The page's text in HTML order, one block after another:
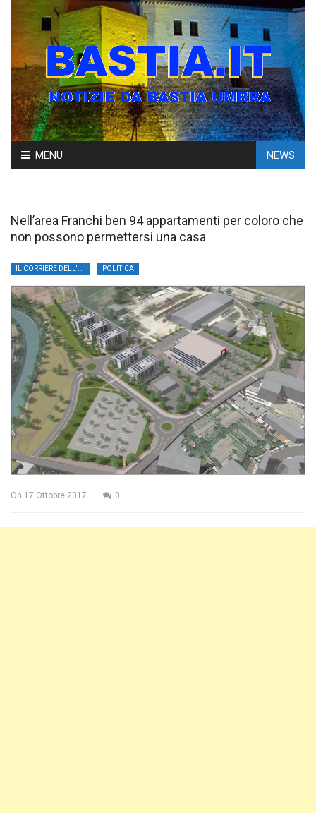
Skip
to
MENU NEWS
Nell’area Franchi ben 94 appartamenti per coloro che
non possono permettersi una casa
POLITICA
On 17 Ottobre 2017 0